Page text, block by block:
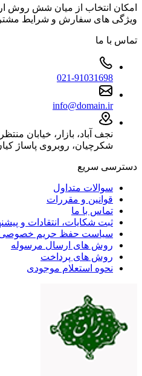
امکان انتخاب از میان شش روش
ویژگی های سفارش و شرایط
تماس با ما
021-91031698
info@domain.ir
نجف آباد، بازار، خیابان
شکرچیان، روبروی پاساژ کیان،
دسترسی سریع
سوالات متداول
قوانین و مقررات
تماس با ما
ثبت شکایات، انتقادات و
سیاست حفظ حریم خصوصی
روش های ارسال مرسوله
روش های پرداخت
نحوه استعلام موجودی